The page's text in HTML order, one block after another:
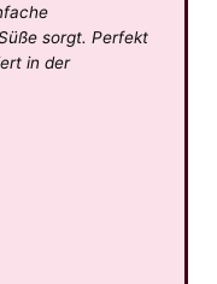
sorgt. Perfekt
in der